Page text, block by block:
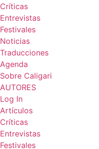
Críticas
Entrevistas
Festivales
Noticias
Traducciones
Agenda
Sobre Caligari
AUTORES
Log In
Artículos
Críticas
Entrevistas
Festivales